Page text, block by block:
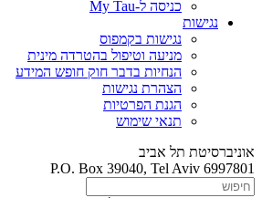
כניסה ל-My Tau
נגישות
נגישות בקמפוס
מניעה וטיפול בהטרדה מינית
הנחיות בדבר חוק חופש המידע
הצהרת נגישות
הגנת הפרטיות
תנאי שימוש
אוניברסיטת תל אביב
P.O. Box 39040, Tel Aviv 6997801